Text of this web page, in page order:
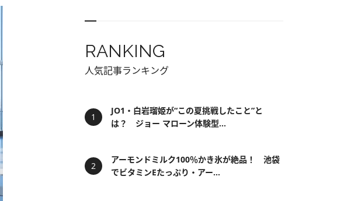
RANKING
人気記事ランキング
JO1・白岩瑠姫が“この夏挑戦したこと”と
は？ ジョー マローン体験型...
アーモンドミルク100％かき氷が絶品！ 池袋
でビタミンEたっぷり・アー...